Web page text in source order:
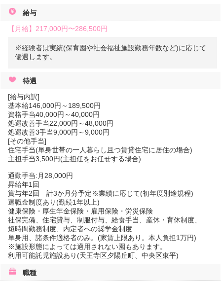
給与
【月給】 217,000円〜286,500円
※経験者は実績(保育園や社会福祉施設勤務年数など)に応じて
優遇します。
待遇
[給与内訳]
基本給146,000円～189,500円
資格手当40,000円～40,000円
処遇改善手当22,000円～48,000円
処遇改善3手当9,000円～9,000円
[その他手当]
住宅手当(単身世帯の一人暮らし且つ賃貸住宅に居住の場合)
主担手当3,500円(主担任をお任せする場合)
通勤手当:月28,000円
昇給年1回
賞与年2回 計3か月分予定※業績に応じて(初年度別途規程)
退職金制度あり(勤続1年以上)
健康保険・厚生年金保険・雇用保険・労災保険
社保完備、住宅貸与、制服付与、給食手当、産休・育休制度、
短時間勤務制度、内定者への奨学金制度
単身用、諸条件適格者のみ。(家賃上限あり。本人負担1万円)
※施設形態によっては適用されない園もあります。
利用可能託児施設あり(天王寺区夕陽丘町、中央区東平)
職種